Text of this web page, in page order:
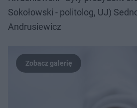
Sokołowski - politolog, UJ)
Andrusiewicz